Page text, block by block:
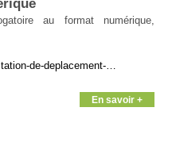
au format numérique,
de-deplacement-…
En savoir +